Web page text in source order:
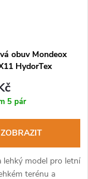
obuv Mondeox
HydorTex
5 pár
ZOBRAZIT
lehký model pro letní
terénu a